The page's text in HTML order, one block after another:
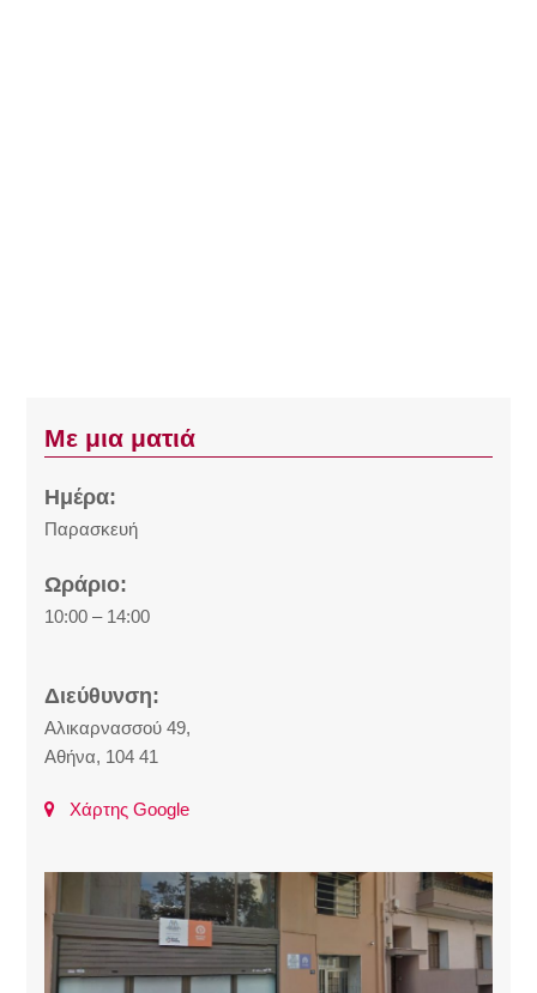
Με μια ματιά
Ημέρα:
Παρασκευή
Ωράριο:
10:00 – 14:00
Διεύθυνση:
Αλικαρνασσού 49,
Αθήνα, 104 41
Χάρτης Google